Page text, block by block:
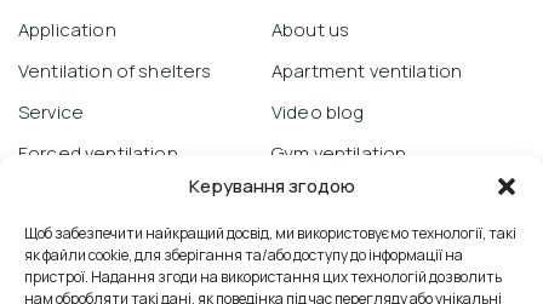
Керування згодою
Щоб забезпечити найкращий досвід, ми використовуємо технології, такі
як файли cookie, для зберігання та/або доступу до інформації на
пристрої. Надання згоди на використання цих технологій дозволить
нам обробляти такі дані, як поведінка під час перегляду або унікальні
Application
Ventilation of shelters
Service
Forced ventilation
Warranty obligations
Prana from a smartphone
Technical support
About us
Apartment ventilation
Video blog
Gym ventilation
Objects
School ventilation
Reviews